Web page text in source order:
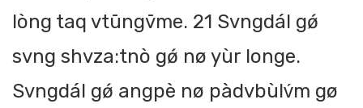
lòng taq vtūngv̄me. 21 Svngdál gǿ
svng shvza:tnò gǿ nø yùr longe.
Svngdál gǿ angpè nø pàdvbùlv́m gø